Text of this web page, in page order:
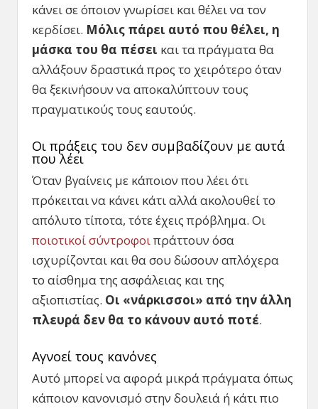
κάνει σε όποιον γνωρίσει και θέλει να τον
κερδίσει. Μόλις πάρει αυτό που θέλει, η
μάσκα του θα πέσει και τα πράγματα θα
αλλάξουν δραστικά προς το χειρότερο όταν
θα ξεκινήσουν να αποκαλύπτουν τους
πραγματικούς τους εαυτούς.
Οι πράξεις του δεν συμβαδίζουν με αυτά
που λέει
Όταν βγαίνεις με κάποιον που λέει ότι
πρόκειται να κάνει κάτι αλλά ακολουθεί το
απόλυτο τίποτα, τότε έχεις πρόβλημα. Οι
ποιοτικοί σύντροφοιπράττουν όσα
ισχυρίζονται και θα σου δώσουν απλόχερα
το αίσθημα της ασφάλειας και της
αξιοπιστίας. Οι «νάρκισσοι» από την άλλη
πλευρά δεν θα το κάνουν αυτό ποτέ.
Αγνοεί τους κανόνες
Αυτό μπορεί να αφορά μικρά πράγματα όπως
κάποιον κανονισμό στην δουλειά ή κάτι πιο